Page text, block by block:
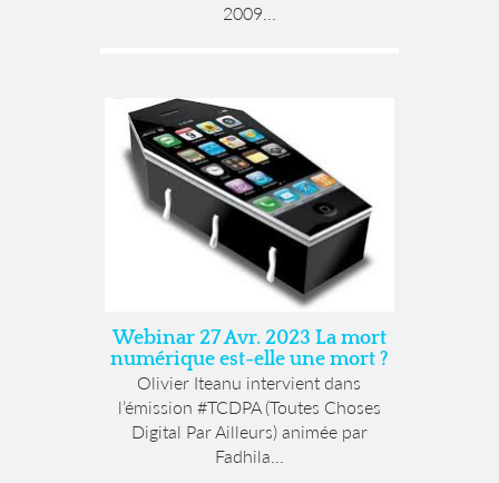
2009...
Webinar 27 Avr. 2023 La mort
numérique est-elle une mort ?
Olivier Iteanu intervient dans
l’émission #TCDPA (Toutes Choses
Digital Par Ailleurs) animée par
Fadhila...